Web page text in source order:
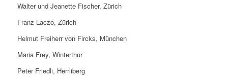
Walter und Jeanette Fischer, Zürich
Franz Laczo, Zürich
Helmut Freiherr von Fircks, München
Maria Frey, Winterthur
Peter Friedli, Herrliberg